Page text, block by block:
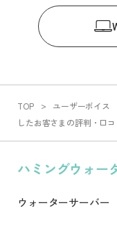
TOP ユーザーボイス
したお客さまの評判・口
ハミングウォー
ウォーターサーバー